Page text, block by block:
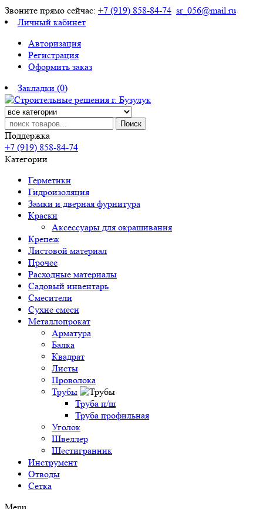
Звоните прямо сейчас: +7 (919) 858-84-74 sr_056@mail.ru
Личный кабинет
Авторизация
Регистрация
Оформить заказ
Закладки (0)
Поиск
Поддержка
+7 (919) 858-84-74
Категории
Герметики
Гидроизоляция
Замки и дверная фурнитура
Краски
Аксессуары для окрашивания
Крепеж
Листовой материал
Прочее
Расходные материалы
Садовый инвентарь
Смесители
Сухие смеси
Металлопрокат
Арматура
Балка
Квадрат
Листы
Проволока
Трубы
Труба п/ш
Труба профильная
Уголок
Швеллер
Шестигранник
Инструмент
Отводы
Сетка